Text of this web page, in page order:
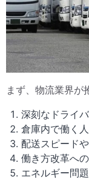
まず、物流業界が
深刻なドライ
倉庫内で働く
配送スピード
働き方改革へ
エネルギー問題